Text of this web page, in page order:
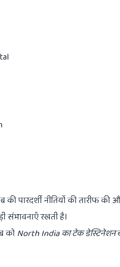
की पारदर्शी नीतियों की तारीफ की
संभावनाएँ रखती है।
कोNorth Indiaका टेक डेस्टिनेशन